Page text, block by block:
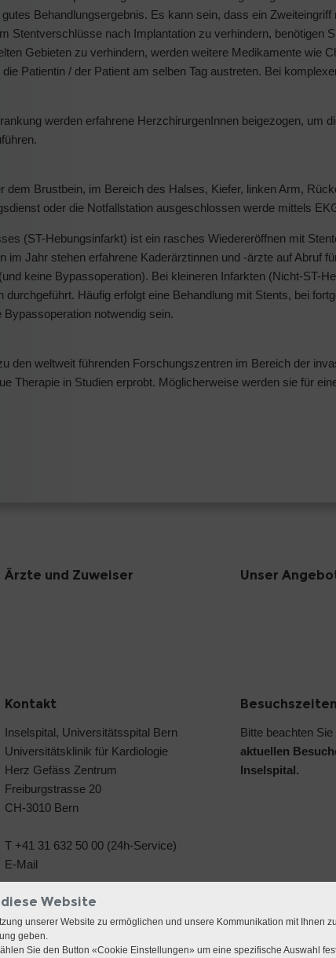
Behandlungsergebnis. Es kann sein, dass ein Zweiteingriff
Stentverschlüsse nach Implantation zu verhindern, benötigen
Gebieten zu verhindern, werden weitere Medikamente wie
Patientin / der Patient am selben Tag austreten. Bei
werden erfahrene HerzchirurgenInnen beigezogen, um
dem Brustbein, im Bereich des Halses, Kiefer, linken Arm,
oder die Notfallstation ausgeschlossen werde mittels
(ST-Hebungsinfarkt) ist ein rasches Wiedereröffnen mit
im Jahr stehen erfahrene Kaderärztinnen und -ärzte auf Abruf
keine Bypassoperation). Bei kleineren Infarkten (Nicht-ST-
Häufig erfolgt eine Behandlung mit Stents, bei
notwendig sein.
den weltweit führenden Forschungszentren im Bereich der
Therapie in Studien erprobt. Möglicherweise werden sie für
Ärzte und Zuweiser Unser
Kontakt
Inselspital, Universitätsspital Bern
Universitätsklinik für Kardiologie
Herz Gefäss Zentrum
Freiburgstrasse 20
CH-3010 Bern
T +41 31 632 50 00 (24h-Service)
E-Mail
Besuchszeiten
Bitte beachten Sie
aktuellen
Inselspital.
Website
unserer Website zu ermöglichen und unsere Kommunikation mit Ihnen
geben.
Sie den Button «Cookie Einstellungen» um eine spezifische Auswahl